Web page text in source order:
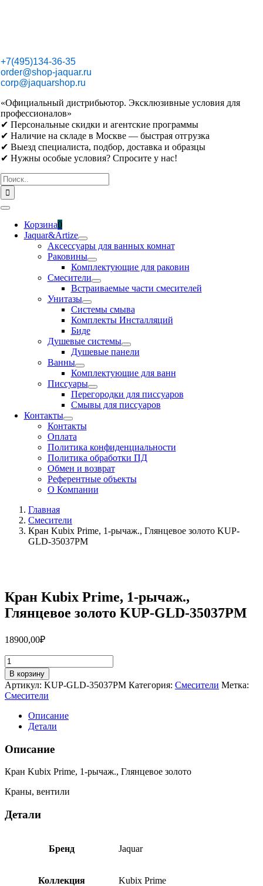
+7(495)134-36-35
order@shop-jaquar.ru
corp@jaquarshop.ru
«Официальный дистрибьютор. Эксклюзивные условия для
профессионалов»
✔ Персональные скидки и агентские программы
✔ Наличие на складе в Москве — быстрая отгрузка
✔ Выезд специалиста, подбор, доставка и образцы
✔ Нужны особые условия? Спросите у нас!
Результат
поиска:
Toggle
NavigationКорзина0
Jaquar&Artize
Аксессуары для ванных комнат
Раковины
Комплектующие для раковин
Смесители
Встраиваемые части смесителей
Унитазы
Системы смыва
Комплекты Инсталляций
Биде
Душевые системы
Душевые панели
Ванны
Комплектующие для ванн
Писсуары
Перегородки для писсуаров
Смывы для писсуаров
Контакты
Контакты
Оплата
Политика конфиденциальности
Политика обработки ПД
Обмен и возврат
Референтные объекты
О Компании
Главная
Смесители
Кран Kubix Prime, 1-рычаж., Глянцевое золото KUP-
GLD-35037PM
Кран Kubix Prime, 1-рычаж.,
Глянцевое золото KUP-GLD-35037PM
18900,00₽
Количество
товара
Кран
Kubix
Prime,
рычаж.,
Глянцевое
золото
KUP-
35037PM
В корзину
Артикул: KUP-GLD-35037PM Категория: Смесители Метка:
Смесители
Описание
Детали
Описание
Кран Kubix Prime, 1-рычаж., Глянцевое золото
Краны, вентили
Детали
Бренд Jaquar
Коллекция Kubix Prime